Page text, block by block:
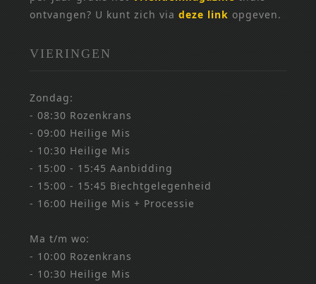
ontvangen? U kunt zich viadeze link opgeven.
VIERINGEN
Zondag:
- 08:30 Rozenkrans
- 09:00 Heilige Mis
- 10:30 Heilige Mis
- 15:00 - 15:45 Aanbidding
- 15:00 - 15:45 Biechtgelegenheid
- 16:00 Heilige Mis + Processie
Ma t/m wo:
- 10:00 Rozenkrans
- 10:30 Heilige Mis